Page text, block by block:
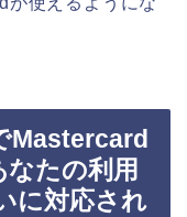
Mastercard
たの利用
に対応され